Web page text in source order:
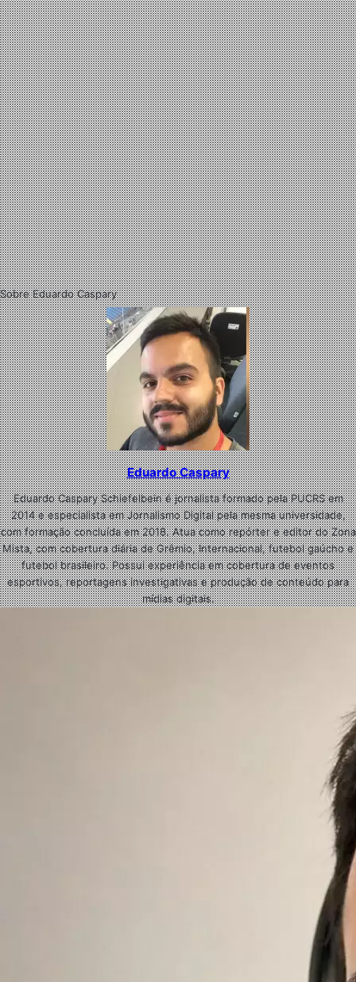
Sobre Eduardo Caspary
Eduardo Caspary
Eduardo Caspary Schiefelbein é jornalista formado pela PUCRS em
2014 e especialista em Jornalismo Digital pela mesma universidade,
com formação concluída em 2018. Atua como repórter e editor do Zona
Mista, com cobertura diária de Grêmio, Internacional, futebol gaúcho e
futebol brasileiro. Possui experiência em cobertura de eventos
esportivos, reportagens investigativas e produção de conteúdo para
mídias digitais.